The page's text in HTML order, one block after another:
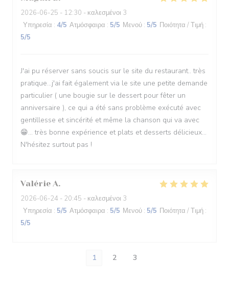
2026-06-25 - 12:30 - καλεσμένοι 3
Υπηρεσία : 4/5 Ατμόσφαιρα : 5/5 Μενού : 5/5 Ποιότητα / Τιμή :
5/5
J'ai pu réserver sans soucis sur le site du restaurant.. très
pratique...j'ai fait également via le site une petite demande
particulier ( une bougie sur le dessert pour fêter un
anniversaire ), ce qui a été sans problème exécuté avec
gentillesse et sincérité et même la chanson qui va avec
😁... très bonne expérience et plats et desserts délicieux...
N'hésitez surtout pas !
Valérie A
2026-06-24 - 20:45 - καλεσμένοι 3
Υπηρεσία : 5/5 Ατμόσφαιρα : 5/5 Μενού : 5/5 Ποιότητα / Τιμή :
5/5
1 2 3